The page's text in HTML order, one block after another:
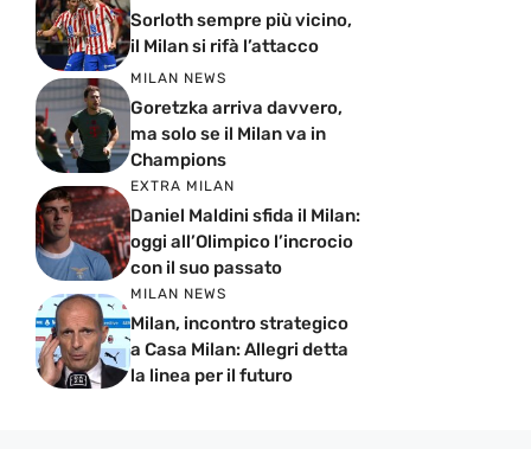
Sorloth sempre più vicino,
il Milan si rifà l’attacco
MILAN NEWS
Goretzka arriva davvero,
ma solo se il Milan va in
Champions
EXTRA MILAN
Daniel Maldini sfida il Milan:
oggi all’Olimpico l’incrocio
con il suo passato
MILAN NEWS
Milan, incontro strategico
a Casa Milan: Allegri detta
la linea per il futuro